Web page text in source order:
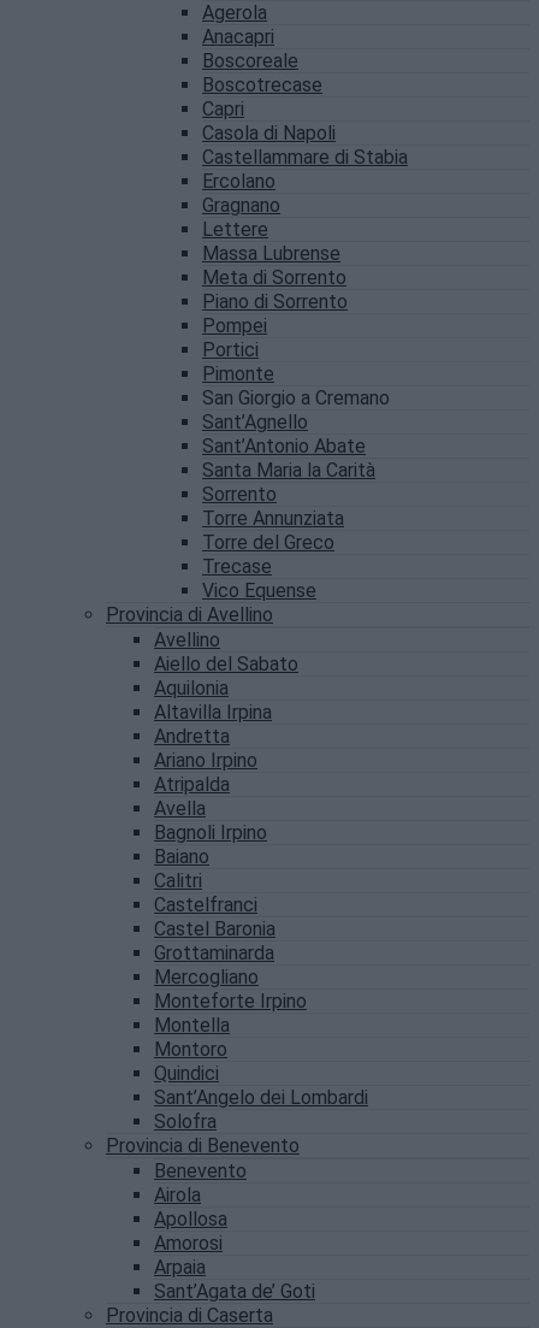
Agerola
Anacapri
Boscoreale
Boscotrecase
Capri
Casola di Napoli
Castellammare di Stabia
Ercolano
Gragnano
Lettere
Massa Lubrense
Meta di Sorrento
Piano di Sorrento
Pompei
Portici
Pimonte
San Giorgio a Cremano
Sant’Agnello
Sant’Antonio Abate
Santa Maria la Carità
Sorrento
Torre Annunziata
Torre del Greco
Trecase
Vico Equense
Provincia di Avellino
Avellino
Aiello del Sabato
Aquilonia
Altavilla Irpina
Andretta
Ariano Irpino
Atripalda
Avella
Bagnoli Irpino
Baiano
Calitri
Castelfranci
Castel Baronia
Grottaminarda
Mercogliano
Monteforte Irpino
Montella
Montoro
Quindici
Sant’Angelo dei Lombardi
Solofra
Provincia di Benevento
Benevento
Airola
Apollosa
Amorosi
Arpaia
Sant’Agata de’ Goti
Provincia di Caserta